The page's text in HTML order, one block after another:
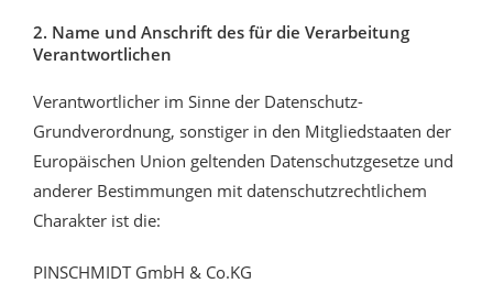
2. Name und Anschrift des für die Verarbeitung
Verantwortlichen
Verantwortlicher im Sinne der Datenschutz-
Grundverordnung, sonstiger in den Mitgliedstaaten der
Europäischen Union geltenden Datenschutzgesetze und
anderer Bestimmungen mit datenschutzrechtlichem
Charakter ist die:
PINSCHMIDT GmbH & Co.KG